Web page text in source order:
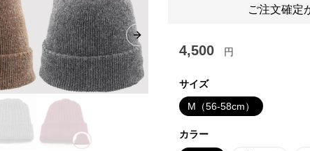
Next slide
ご注文確定
4,500 円
サイズ
M（56-58cm）
カラー